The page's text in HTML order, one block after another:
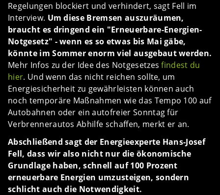
Regelungen blockiert und verhindert, sagt Fell im
Interview. Um diese Bremsen auszuräumen,
braucht es dringend ein "Erneuerbare-Energien-
Notgesetz" - wenn es so etwas bis Mai gäbe,
könnte im Sommer enorm viel ausgebaut werden.
Mehr Infos zu der Idee des Notgesetzes findest du
hier. Und wenn das nicht reichen sollte, um
Energiesicherheit zu gewährleisten können auch
noch temporäre Maßnahmen wie das Tempo 100 auf
Autobahnen oder ein autofreier Sonntag für
Verbrennerautos Abhilfe schaffen, merkt er an.
Abschließend sagt der Energieexperte Hans-Josef
Fell, dass wir also nicht nur die ökonomische
Grundlage haben, schnell auf 100 Prozent
erneuerbare Energien umzusteigen, sondern
schlicht auch die Notwendigkeit.